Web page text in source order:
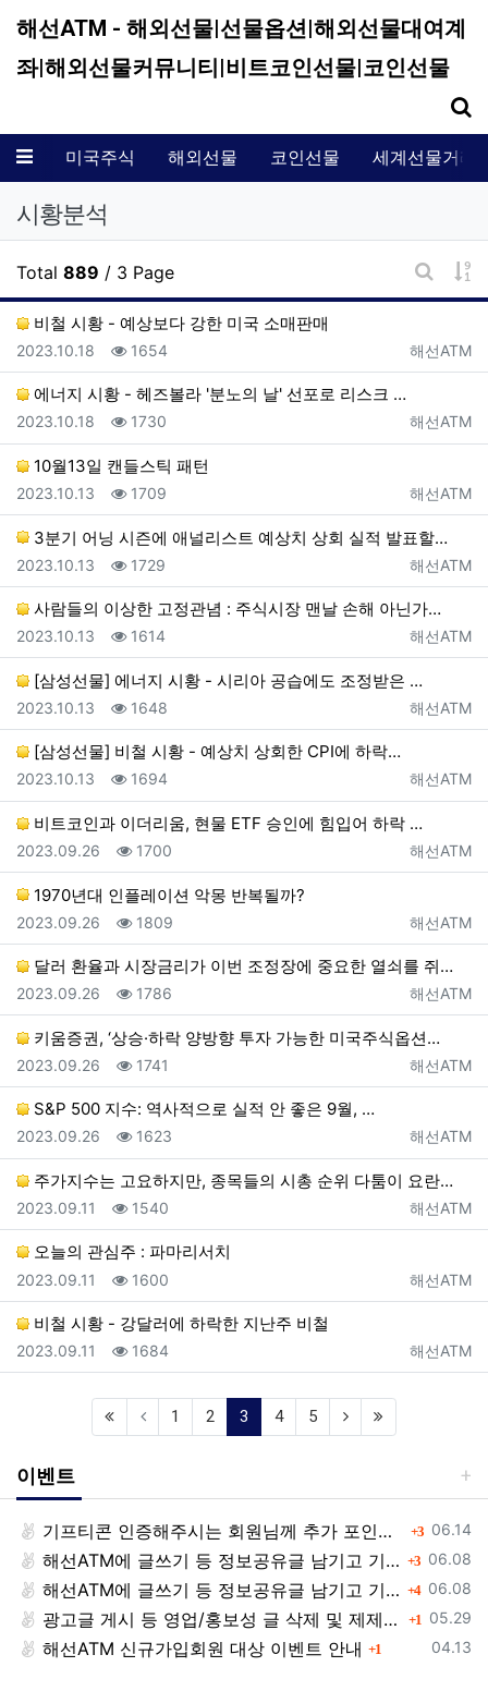
해선ATM - 해외선물|선물옵션|해외선물대여계
좌|해외선물커뮤니티|비트코인선물|코인선물
메뉴 미국주식 해외선물 코인선물 세계선물거래
시황분석
Total 889 / 3 Page
게시판
비철 시황 - 예상보다 강한 미국 소매판매
등록자
해선ATM
등록일
2023.10.18 조회
1654
에너지 시황 - 헤즈볼라 '분노의 날' 선포로 리스크 …
등록자
해선ATM
등록일
2023.10.18 조회
1730
10월13일 캔들스틱 패턴
등록자
해선ATM
등록일
2023.10.13 조회
1709
3분기 어닝 시즌에 애널리스트 예상치 상회 실적 발표할…
등록자
해선ATM
등록일
2023.10.13 조회
1729
사람들의 이상한 고정관념 : 주식시장 맨날 손해 아닌가…
등록자
해선ATM
등록일
2023.10.13 조회
1614
[삼성선물] 에너지 시황 - 시리아 공습에도 조정받은 …
등록자
해선ATM
등록일
2023.10.13 조회
1648
[삼성선물] 비철 시황 - 예상치 상회한 CPI에 하락…
등록자
해선ATM
등록일
2023.10.13 조회
1694
비트코인과 이더리움, 현물 ETF 승인에 힘입어 하락 …
등록자
해선ATM
등록일
2023.09.26 조회
1700
1970년대 인플레이션 악몽 반복될까?
등록자
해선ATM
등록일
2023.09.26 조회
1809
달러 환율과 시장금리가 이번 조정장에 중요한 열쇠를 쥐…
등록자
해선ATM
등록일
2023.09.26 조회
1786
키움증권, ‘상승·하락 양방향 투자 가능한 미국주식옵션…
등록자
해선ATM
등록일
2023.09.26 조회
1741
S&P 500 지수: 역사적으로 실적 안 좋은 9월, …
등록자
해선ATM
등록일
2023.09.26 조회
1623
주가지수는 고요하지만, 종목들의 시총 순위 다툼이 요란…
등록자
해선ATM
등록일
2023.09.11 조회
1540
오늘의 관심주 : 파마리서치
등록자
해선ATM
등록일
2023.09.11 조회
1600
비철 시황 - 강달러에 하락한 지난주 비철
등록자
해선ATM
등록일
2023.09.11 조회
1684
1 2 3 (current)
4 5
이벤트
등록일
06.14
기프티콘 인증해주시는 회원님께 추가 포인트 쏩니다!! 3댓글
등록일
06.08
해선ATM에 글쓰기 등 정보공유글 남기고 기프티콘 받자! 3댓글
등록일
06.08
해선ATM에 글쓰기 등 정보공유글 남기고 기프티콘 받자! 4댓글
등록일
05.29
광고글 게시 등 영업/홍보성 글 삭제 및 제제대상입니다. 1댓글
등록일
04.13
해선ATM 신규가입회원 대상 이벤트 안내 1